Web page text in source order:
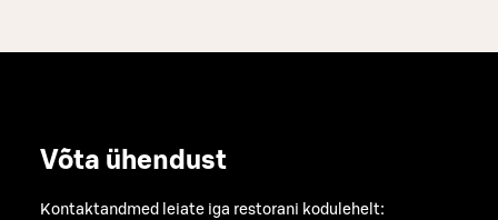
Võta ühendust
Kontaktandmed leiate iga restorani kodulehelt: